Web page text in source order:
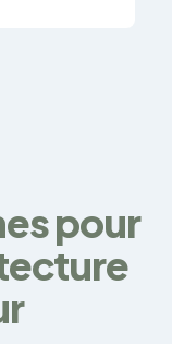
pour